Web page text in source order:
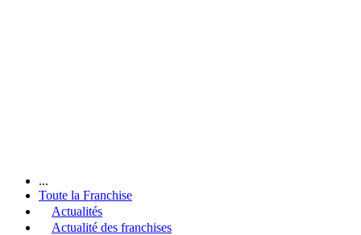
...
Toute la Franchise
Actualités
Actualité des franchises